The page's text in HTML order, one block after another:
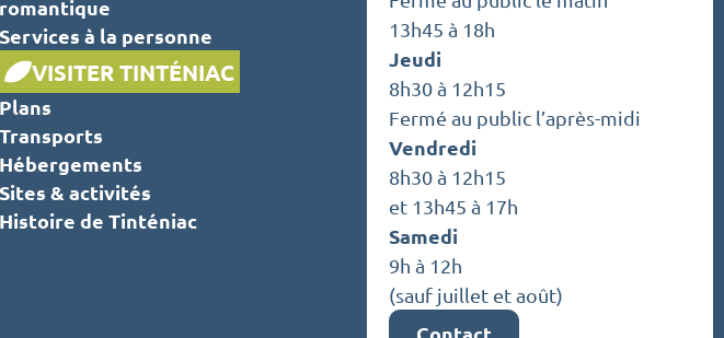
romantique
Services à la personne
VISITER TINTÉNIAC
Plans
Transports
Hébergements
Sites & activités
Histoire de Tinténiac
13h45 à 18h
Jeudi
8h30 à 12h15
Fermé au public l’après-midi
Vendredi
8h30 à 12h15
et 13h45 à 17h
Samedi
9h à 12h
(sauf juillet et août)